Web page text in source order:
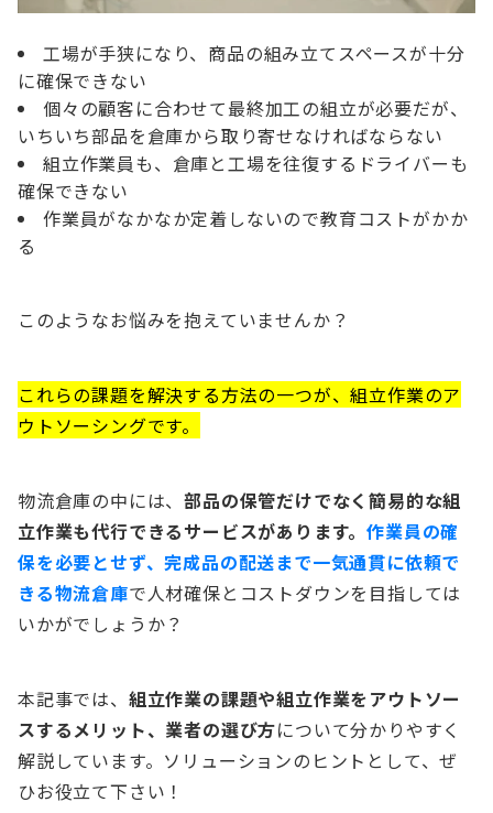
工場が手狭になり、商品の組み立てスペースが十分
に確保できない
個々の顧客に合わせて最終加工の組立が必要だが、
いちいち部品を倉庫から取り寄せなければならない
組立作業員も、倉庫と工場を往復するドライバーも
確保できない
作業員がなかなか定着しないので教育コストがかか
る
このようなお悩みを抱えていませんか？
これらの課題を解決する方法の一つが、組立作業のア
ウトソーシングです。
物流倉庫の中には、部品の保管だけでなく簡易的な組
立作業も代行できるサービスがあります。作業員の確
保を必要とせず、完成品の配送まで一気通貫に依頼で
きる物流倉庫で人材確保とコストダウンを目指しては
いかがでしょうか？
本記事では、 組立作業の課題や組立作業をアウトソー
スするメリット、業者の選び方について分かりやすく
解説しています。ソリューションのヒントとして、ぜ
ひお役立て下さい！